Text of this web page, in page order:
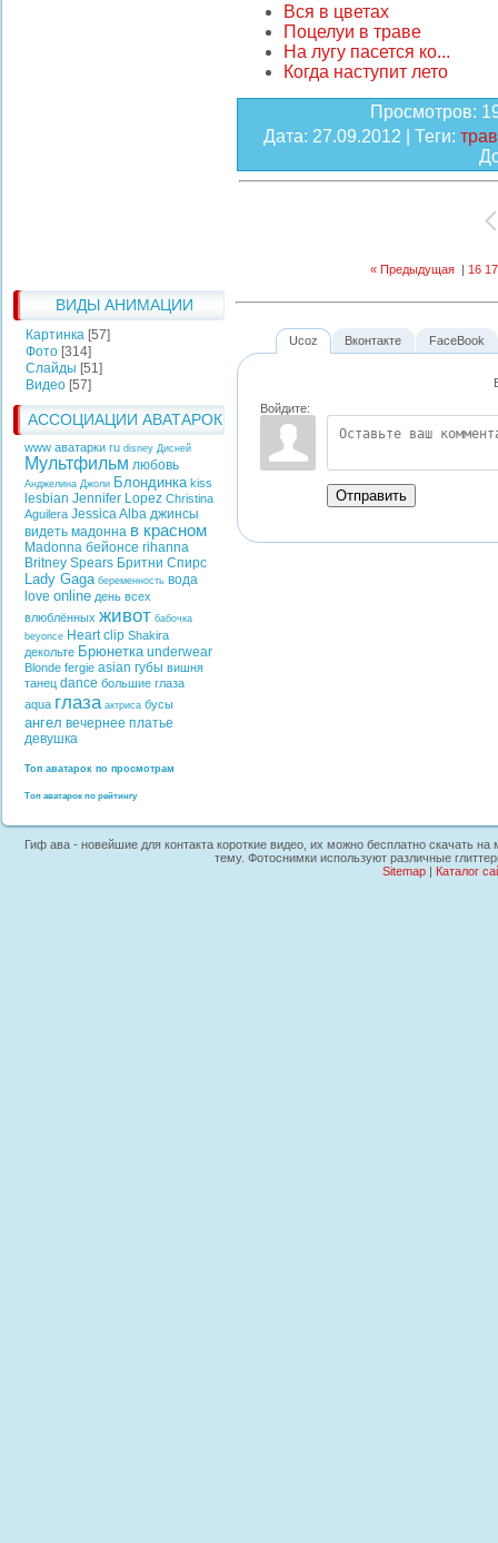
ВИДЫ АНИМАЦИИ
Картинка [57]
Фото [314]
Слайды [51]
Видео [57]
АССОЦИАЦИИ АВАТАРОК
www аватарки ru disney Дисней
Мультфильм любовь
Анджелина Джоли Блондинка kiss
lesbian Jennifer Lopez Christina
Aguilera Jessica Alba джинсы
видеть мадонна в красном
Madonna бейонсе rihanna
Britney Spears Бритни Спирс
Lady Gaga беременность вода
love online день всех
влюблённых живот бабочка
beyonce Heart clip Shakira
декольте Брюнетка underwear
Blonde fergie asian губы вишня
танец dance большие глаза
aqua глаза актриса бусы
ангел вечернее платье
девушка
Топ аватарок по просмотрам
Топ аватарок по рейтингу
Вся в цветах
Поцелуи в траве
На лугу пасется ко...
Когда наступит лето
Просмотров:
Дата: 27.09.2012 | Теги:
« Предыдущая | 16 17
Ucoz
Войдите:
Отправить
Вконтакте FaceBook
Гиф ава - новейшие для контакта короткие видео, их можно бесплатно скачать
тему. Фотоснимки используют различные
Sitemap| Каталог